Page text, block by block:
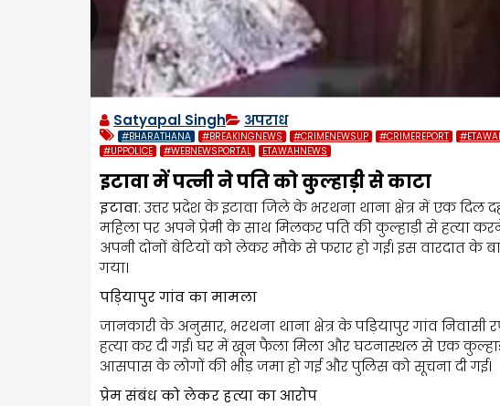
Satyapal Singh अपराध
#BHARATHANA #BREAKINGNEWS #CRIMENEWSUP #CRIMEREPORT
#UPPOLICE
#WEBNEWSPORTAL ETAWAHNEWS
इटावा में पत्नी ने पति को कुल्हाड़ी से काटा
इटावा: उत्तर प्रदेश के इटावा जिले के भरथना थाना क्षेत्र में एक
महिला पर अपने प्रेमी के साथ मिलकर पति की कुल्हाड़ी से हत्या
अपनी दोनों बेटियों को लेकर मौके से फरार हो गई। इस वारदात के
गया।
पड़ियापुर गांव का मामला
जानकारी के अनुसार, भरथना थाना क्षेत्र के पड़ियापुर गांव निवासी
हत्या कर दी गई। घर में खून फैला मिला और घटनास्थल से एक
आसपास के लोगों की भीड़ जमा हो गई और पुलिस को सूचना दी गई।
प्रेम संबंध को लेकर हत्या का आरोप